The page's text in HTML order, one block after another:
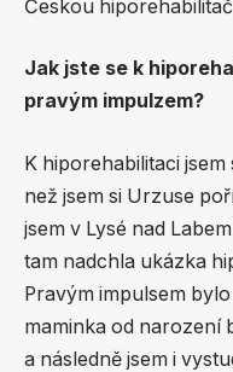
Českou
Jak jste se k
pravým impulzem?
K hiporehabilitaci
než jsem si Urzuse
jsem v Lysé nad
tam nadchla ukázka
Pravým impulsem
maminka od narození
a následně jsem i